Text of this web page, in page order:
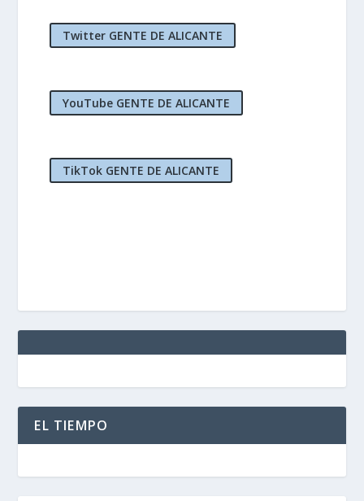
Twitter GENTE DE ALICANTE
YouTube GENTE DE ALICANTE
TikTok GENTE DE ALICANTE
EL TIEMPO